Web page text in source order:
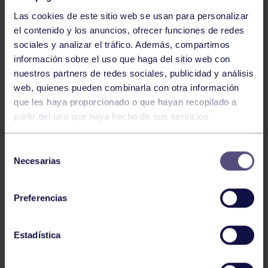
Las cookies de este sitio web se usan para personalizar
el contenido y los anuncios, ofrecer funciones de redes
sociales y analizar el tráfico. Además, compartimos
información sobre el uso que haga del sitio web con
nuestros partners de redes sociales, publicidad y análisis
web, quienes pueden combinarla con otra información
que les haya proporcionado o que hayan recopilado a
partir del uso que haya hecho de sus servicios.
Necesarias
Preferencias
Estadística
Baloncesto
ÚLTIMOS RESULTADOS DE LA SECCIÓN
Baloncesto